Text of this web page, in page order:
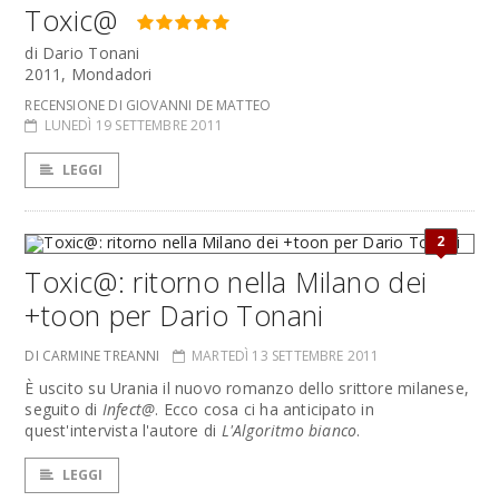
Toxic@
di Dario Tonani
2011, Mondadori
RECENSIONE DI GIOVANNI DE MATTEO
LUNEDÌ 19 SETTEMBRE 2011
LEGGI
2
Toxic@: ritorno nella Milano dei
+toon per Dario Tonani
DI CARMINE TREANNI MARTEDÌ 13 SETTEMBRE 2011
È uscito su Urania il nuovo romanzo dello srittore milanese,
seguito di Infect@. Ecco cosa ci ha anticipato in
quest'intervista l'autore di L'Algoritmo bianco.
LEGGI